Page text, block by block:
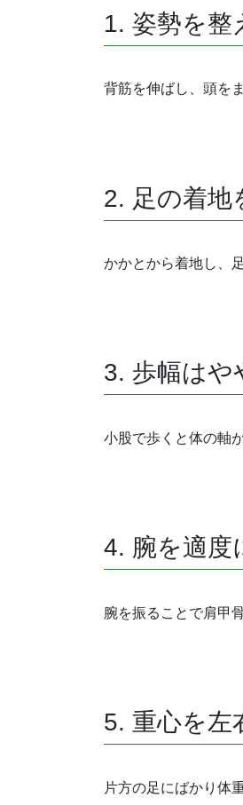
1. 姿勢を整
背筋を伸ばし、頭を
2. 足の着地
かかとから着地し、
3. 歩幅はや
小股で歩くと体の軸
4. 腕を適度
腕を振ることで肩甲
5. 重心を左
片方の足にばかり体